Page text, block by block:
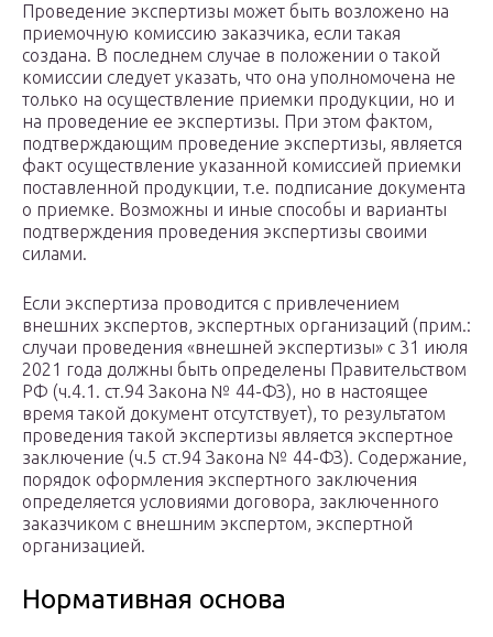
Проведение экспертизы может быть возложено на
приемочную комиссию заказчика, если такая
создана. В последнем случае в положении о такой
комиссии следует указать, что она уполномочена не
только на осуществление приемки продукции, но и
на проведение ее экспертизы. При этом фактом,
подтверждающим проведение экспертизы, является
факт осуществление указанной комиссией приемки
поставленной продукции, т.е. подписание документа
о приемке. Возможны и иные способы и варианты
подтверждения проведения экспертизы своими
силами.
Если экспертиза проводится с привлечением
внешних экспертов, экспертных организаций (прим.:
случаи проведения «внешней экспертизы» с 31 июля
2021 года должны быть определены Правительством
РФ (ч.4.1. ст.94 Закона № 44-ФЗ), но в настоящее
время такой документ отсутствует), то результатом
проведения такой экспертизы является экспертное
заключение (ч.5 ст.94 Закона № 44-ФЗ). Содержание,
порядок оформления экспертного заключения
определяется условиями договора, заключенного
заказчиком с внешним экспертом, экспертной
организацией.
Нормативная основа